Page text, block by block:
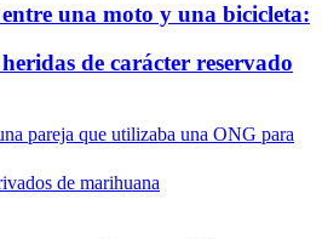
una moto y una bicicleta:
de carácter reservado